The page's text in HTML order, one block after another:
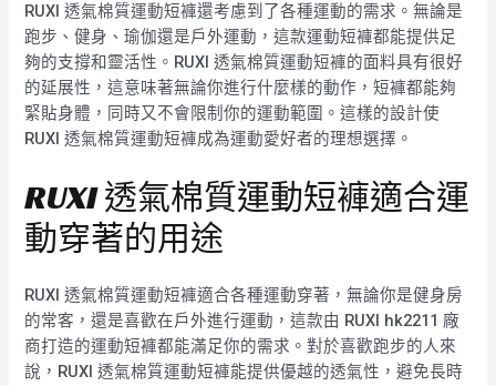
RUXI 透氣棉質運動短褲還考慮到了各種運動的需求。無論是
跑步、健身、瑜伽還是戶外運動，這款運動短褲都能提供足
夠的支撐和靈活性。RUXI 透氣棉質運動短褲的面料具有很好
的延展性，這意味著無論你進行什麼樣的動作，短褲都能夠
緊貼身體，同時又不會限制你的運動範圍。這樣的設計使
RUXI 透氣棉質運動短褲成為運動愛好者的理想選擇。
RUXI 透氣棉質運動短褲適合運
動穿著的用途
RUXI 透氣棉質運動短褲適合各種運動穿著，無論你是健身房
的常客，還是喜歡在戶外進行運動，這款由 RUXI hk2211 廠
商打造的運動短褲都能滿足你的需求。對於喜歡跑步的人來
說，RUXI 透氣棉質運動短褲能提供優越的透氣性，避免長時